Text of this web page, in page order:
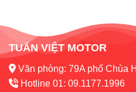
TUẤN VIỆT MOTOR
Văn phòng: 79A phố Chùa
Hotline 01: 09.1177.1996